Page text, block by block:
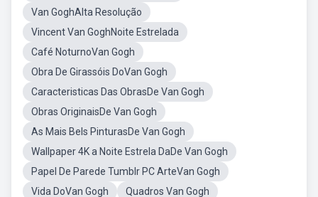
Van GoghAlta Resolução
Vincent Van GoghNoite Estrelada
Café NoturnoVan Gogh
Obra De Girassóis DoVan Gogh
Caracteristicas Das ObrasDe Van Gogh
Obras OriginaisDe Van Gogh
As Mais Bels PinturasDe Van Gogh
Wallpaper 4K a Noite Estrela DaDe Van Gogh
Papel De Parede Tumblr PC ArteVan Gogh
Vida DoVan Gogh
Quadros Van Gogh